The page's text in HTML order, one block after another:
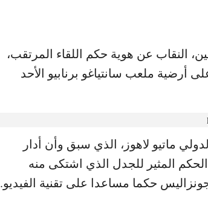
النقاب عن هوية حكم اللقاء المرتقب،
أرضية ملعب سانتياغو برنابيو الأحد
ماتيو لاهوز، الذي سبق وأن أدار
المثير للجدل الذي اشتكى منه
حكما مساعدا على تقنية الفيديو.